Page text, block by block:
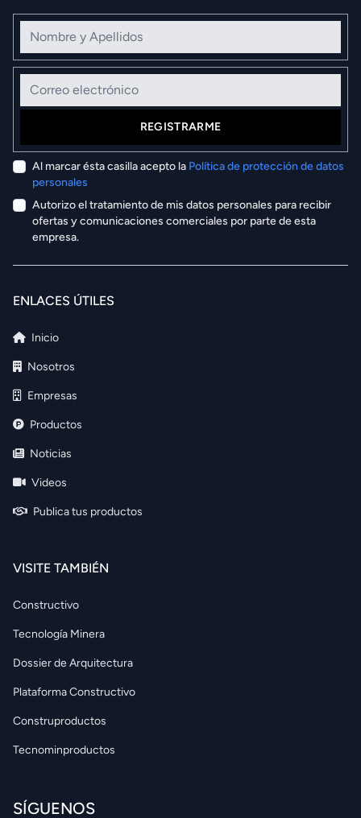
Nombre y Apellidos
Correo electrónico
REGISTRARME
Al marcar ésta casilla acepto la Política de protección de datos
personales
Autorizo el tratamiento de mis datos personales para recibir
ofertas y comunicaciones comerciales por parte de esta
empresa.
ENLACES ÚTILES
Inicio
Nosotros
Empresas
Productos
Noticias
Videos
Publica tus productos
VISITE TAMBIÉN
Constructivo
Tecnología Minera
Dossier de Arquitectura
Plataforma Constructivo
Construproductos
Tecnominproductos
SÍGUENOS